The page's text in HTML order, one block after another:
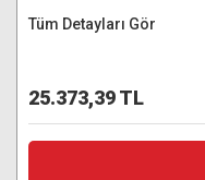
Tüm Detayları Gör
25.373,39 TL